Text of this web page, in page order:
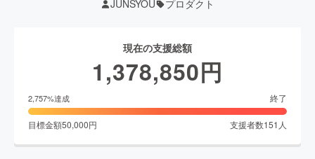
JUNSYOU プロダクト
現在の支援総額
1,378,850円
2,757%達成 終了
目標金額50,000円 支援者数151 人